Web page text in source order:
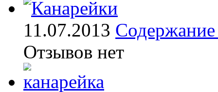
11.07.2013 Содержание
Отзывов нет